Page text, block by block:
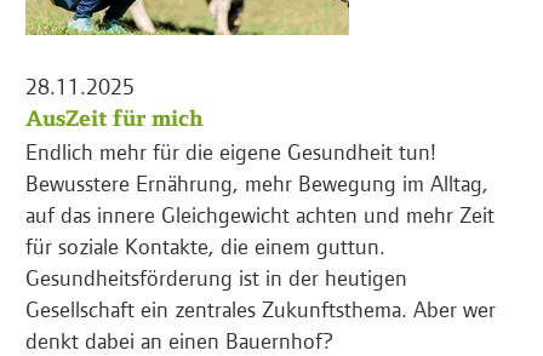
28.11.2025
AusZeit für mich
Endlich mehr für die eigene Gesundheit tun!
Bewusstere Ernährung, mehr Bewegung im Alltag,
auf das innere Gleichgewicht achten und mehr Zeit
für soziale Kontakte, die einem guttun.
Gesundheitsförderung ist in der heutigen
Gesellschaft ein zentrales Zukunftsthema. Aber wer
denkt dabei an einen Bauernhof?